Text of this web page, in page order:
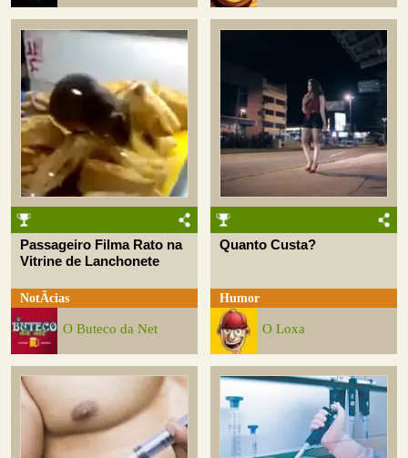
Passageiro Filma Rato na
Vitrine de Lanchonete
NotÃ­cias
O Buteco da Net
Quanto Custa?
Humor
O Loxa